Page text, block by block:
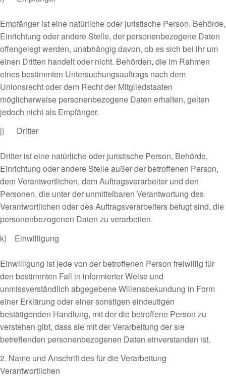
Empfänger ist eine natürliche oder juristische Person, Behörde,
Einrichtung oder andere Stelle, der personenbezogene Daten
offengelegt werden, unabhängig davon, ob es sich bei ihr um
einen Dritten handelt oder nicht. Behörden, die im Rahmen
eines bestimmten Untersuchungsauftrags nach dem
Unionsrecht oder dem Recht der Mitgliedstaaten
möglicherweise personenbezogene Daten erhalten, gelten
jedoch nicht als Empfänger.
j) Dritter
Dritter ist eine natürliche oder juristische Person, Behörde,
Einrichtung oder andere Stelle außer der betroffenen Person,
dem Verantwortlichen, dem Auftragsverarbeiter und den
Personen, die unter der unmittelbaren Verantwortung des
Verantwortlichen oder des Auftragsverarbeiters befugt sind, die
personenbezogenen Daten zu verarbeiten.
k) Einwilligung
Einwilligung ist jede von der betroffenen Person freiwillig für
den bestimmten Fall in informierter Weise und
unmissverständlich abgegebene Willensbekundung in Form
einer Erklärung oder einer sonstigen eindeutigen
bestätigenden Handlung, mit der die betroffene Person zu
verstehen gibt, dass sie mit der Verarbeitung der sie
betreffenden personenbezogenen Daten einverstanden ist.
2. Name und Anschrift des für die Verarbeitung
Verantwortlichen